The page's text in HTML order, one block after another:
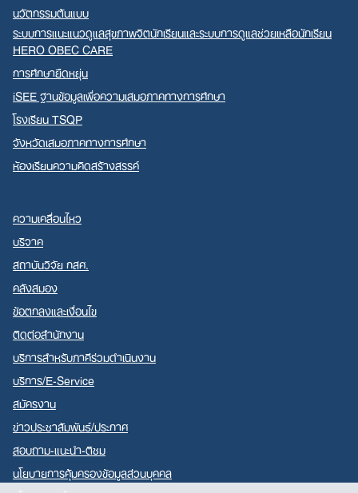
นวัตกรรมต้นแบบ
ระบบการแนะแนวดูแลสุขภาพจิตนักเรียนและระบบการดูแลช่วยเหลือนักเรียน
HERO OBEC CARE
การศึกษายืดหยุ่น
iSEE ฐานข้อมูลเพื่อความเสมอภาคทางการศึกษา
โรงเรียน TSQP
จังหวัดเสมอภาคทางการศึกษา
ห้องเรียนความคิดสร้างสรรค์
ความเคลื่อนไหว
บริจาค
สถาบันวิจัย กสศ.
คลังสมอง
ข้อตกลงและเงื่อนไข
ติดต่อสำนักงาน
บริการสำหรับภาคีร่วมดำเนินงาน
บริการ/E-Service
สมัครงาน
ข่าวประชาสัมพันธ์/ประกาศ
สอบถาม-แนะนำ-ติชม
นโยบายการคุ้มครองข้อมูลส่วนบุคคล